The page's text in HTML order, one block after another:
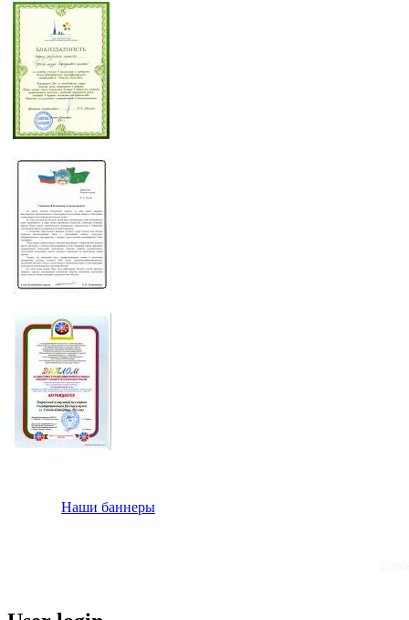
Наши баннеры